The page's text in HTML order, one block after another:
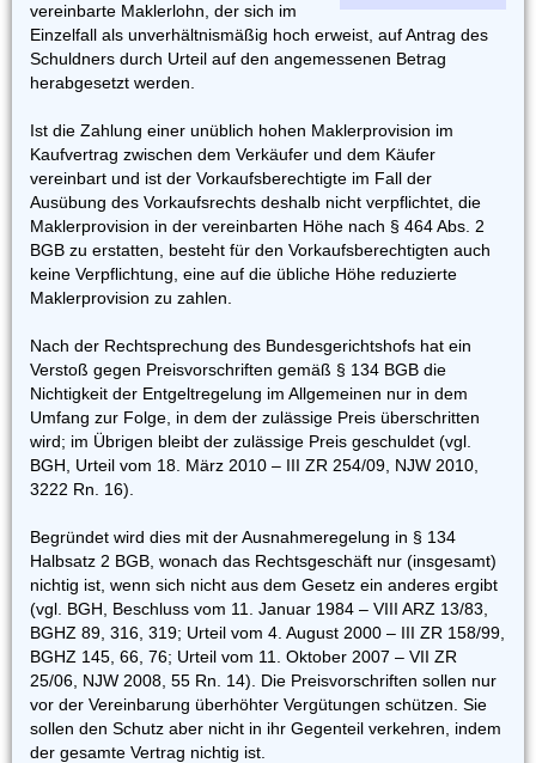
vereinbarte Maklerlohn, der sich im
Einzelfall als unverhältnismäßig hoch erweist, auf Antrag des
Schuldners durch Urteil auf den angemessenen Betrag
herabgesetzt werden.
Ist die Zahlung einer unüblich hohen Maklerprovision im
Kaufvertrag zwischen dem Verkäufer und dem Käufer
vereinbart und ist der Vorkaufsberechtigte im Fall der
Ausübung des Vorkaufsrechts deshalb nicht verpflichtet, die
Maklerprovision in der vereinbarten Höhe nach § 464 Abs. 2
BGB zu erstatten, besteht für den Vorkaufsberechtigten auch
keine Verpflichtung, eine auf die übliche Höhe reduzierte
Maklerprovision zu zahlen.
Nach der Rechtsprechung des Bundesgerichtshofs hat ein
Verstoß gegen Preisvorschriften gemäß § 134 BGB die
Nichtigkeit der Entgeltregelung im Allgemeinen nur in dem
Umfang zur Folge, in dem der zulässige Preis überschritten
wird; im Übrigen bleibt der zulässige Preis geschuldet (vgl.
BGH, Urteil vom 18. März 2010 – III ZR 254/09, NJW 2010,
3222 Rn. 16).
Begründet wird dies mit der Ausnahmeregelung in § 134
Halbsatz 2 BGB, wonach das Rechtsgeschäft nur (insgesamt)
nichtig ist, wenn sich nicht aus dem Gesetz ein anderes ergibt
(vgl. BGH, Beschluss vom 11. Januar 1984 – VIII ARZ 13/83,
BGHZ 89, 316, 319; Urteil vom 4. August 2000 – III ZR 158/99,
BGHZ 145, 66, 76; Urteil vom 11. Oktober 2007 – VII ZR
25/06, NJW 2008, 55 Rn. 14). Die Preisvorschriften sollen nur
vor der Vereinbarung überhöhter Vergütungen schützen. Sie
sollen den Schutz aber nicht in ihr Gegenteil verkehren, indem
der gesamte Vertrag nichtig ist.